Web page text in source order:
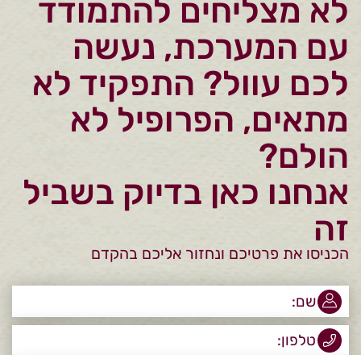
לא מצליחים להתמודד
עם המערכת, נעשה
לכם עוול? התפקיד לא
מתאים, הפרופיל לא
הולם?
אנחנו כאן בדיוק בשביל
זה
הכניסו את פרטיכם ונחזור אליכם בהקדם